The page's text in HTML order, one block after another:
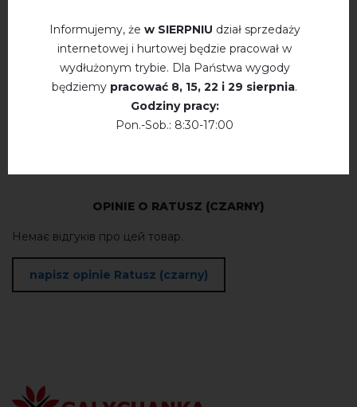
Polityka prywatności
OPINIE O RATUSZ (CZARNY)
Немає відгуків про цей товар.
napisz opinie Ratusz (czarny)
Informujemy, że w SIERPNIU dział sprzedaży
internetowej i hurtowej będzie pracował w
wydłużonym trybie. Dla Państwa wygody
będziemy pracować 8, 15, 22 і 29 sierpnia.
Godziny pracy:
Pon.-Sob.: 8:30-17:00